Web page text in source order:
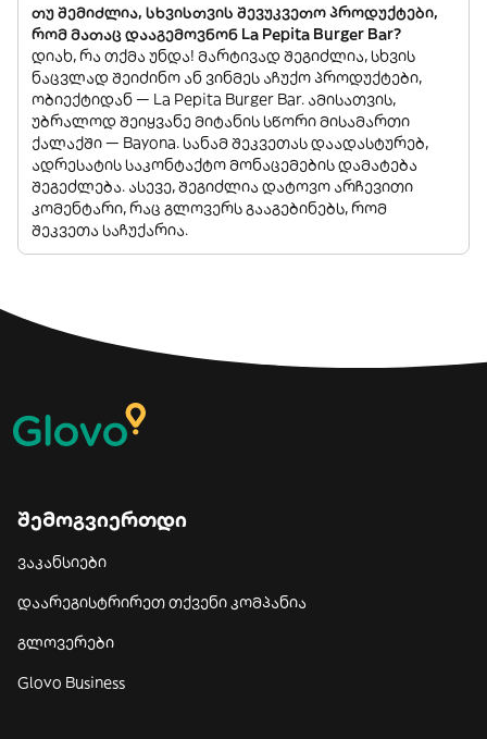
თუ შემიძლია, სხვისთვის შევუკვეთო პროდუქტები,
რომ მათაც დააგემოვნონ La Pepita Burger Bar?
დიახ, რა თქმა უნდა! მარტივად შეგიძლია, სხვის
ნაცვლად შეიძინო ან ვინმეს აჩუქო პროდუქტები,
ობიექტიდან — La Pepita Burger Bar. ამისათვის,
უბრალოდ შეიყვანე მიტანის სწორი მისამართი
ქალაქში — Bayona. სანამ შეკვეთას დაადასტურებ,
ადრესატის საკონტაქტო მონაცემების დამატება
შეგეძლება. ასევე, შეგიძლია დატოვო არჩევითი
კომენტარი, რაც გლოვერს გააგებინებს, რომ
შეკვეთა საჩუქარია.
შემოგვიერთდი
ვაკანსიები
დაარეგისტრირეთ თქვენი კომპანია
გლოვერები
Glovo Business